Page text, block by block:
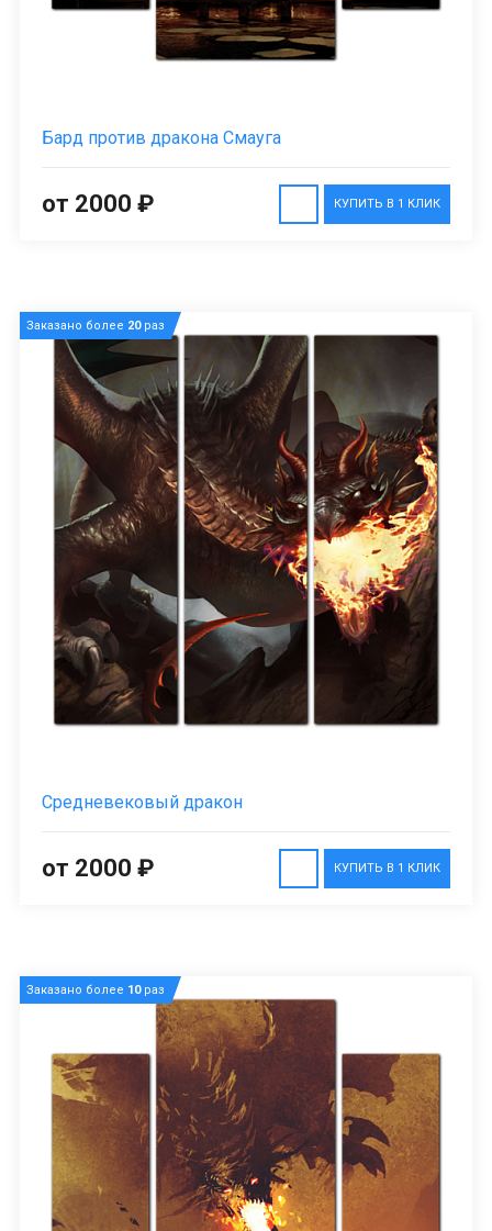
Бард против дракона Смауга
КУПИТЬ В 1 КЛИК
от 2000 ₽
Заказано более 20раз
Средневековый дракон
КУПИТЬ В 1 КЛИК
от 2000 ₽
Заказано более 10раз